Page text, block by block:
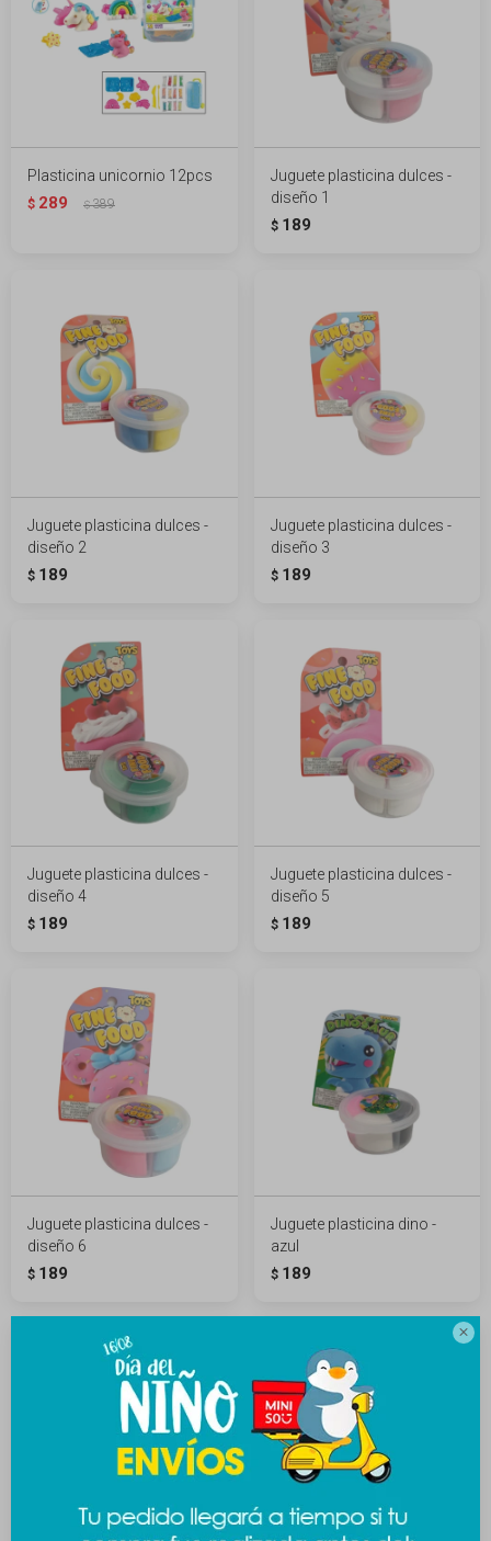

Plasticina unicornio 12pcs
$ 289 $389
Juguete plasticina dulces -
diseño 1
$ 189
Juguete plasticina dulces -
diseño 2
$ 189
Juguete plasticina dulces -
diseño 3
$ 189
Juguete plasticina dulces -
diseño 4
$ 189
Juguete plasticina dulces -
diseño 5
$ 189
Juguete plasticina dulces -
diseño 6
$ 189
Juguete plasticina dino -
azul
$ 189